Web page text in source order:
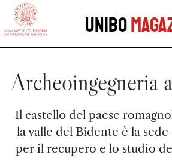
vai al contenuto della pagina
Unibo
Archeoingegneria
Il castello del paese
la valle del Bidente è la
per il recupero e lo studio